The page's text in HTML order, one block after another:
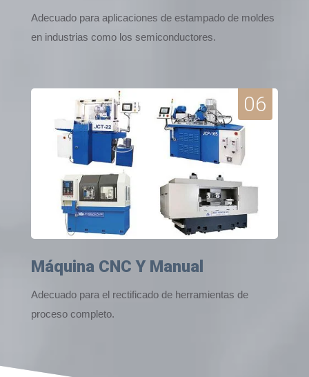
Adecuado para aplicaciones de estampado de moldes
en industrias como los semiconductores.
06
Máquina CNC Y Manual
Adecuado para el rectificado de herramientas de
proceso completo.